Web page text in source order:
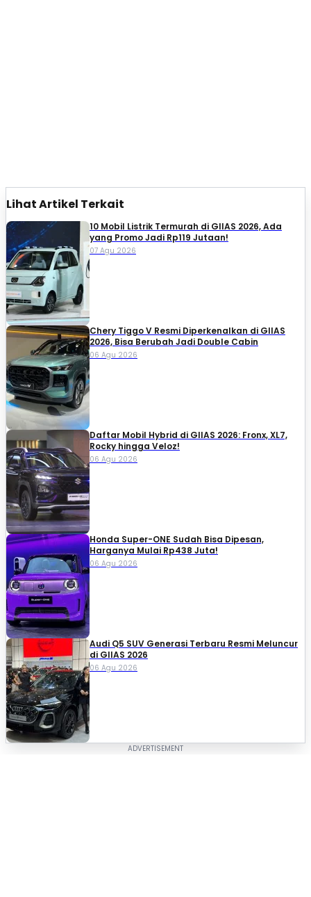
Lihat Artikel Terkait
10 Mobil Listrik Termurah di GIIAS 2026, Ada
yang Promo Jadi Rp119 Jutaan!
07 Agu 2026
Chery Tiggo V Resmi Diperkenalkan di GIIAS
2026, Bisa Berubah Jadi Double Cabin
06 Agu 2026
Daftar Mobil Hybrid di GIIAS 2026: Fronx, XL7,
Rocky hingga Veloz!
06 Agu 2026
Honda Super-ONE Sudah Bisa Dipesan,
Harganya Mulai Rp438 Juta!
06 Agu 2026
Audi Q5 SUV Generasi Terbaru Resmi Meluncur
di GIIAS 2026
06 Agu 2026